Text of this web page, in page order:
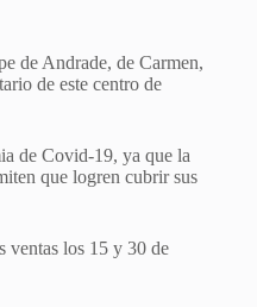
de Andrade, de Carmen,
de este centro de
de Covid-19, ya que la
que logren cubrir sus
ventas los 15 y 30 de